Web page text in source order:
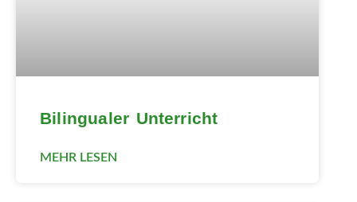
Bilingualer Unterricht
MEHR LESEN